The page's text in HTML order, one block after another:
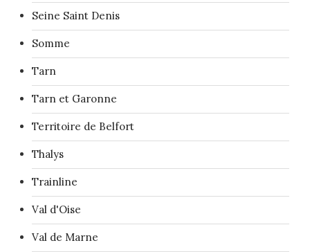
Seine Saint Denis
Somme
Tarn
Tarn et Garonne
Territoire de Belfort
Thalys
Trainline
Val d'Oise
Val de Marne